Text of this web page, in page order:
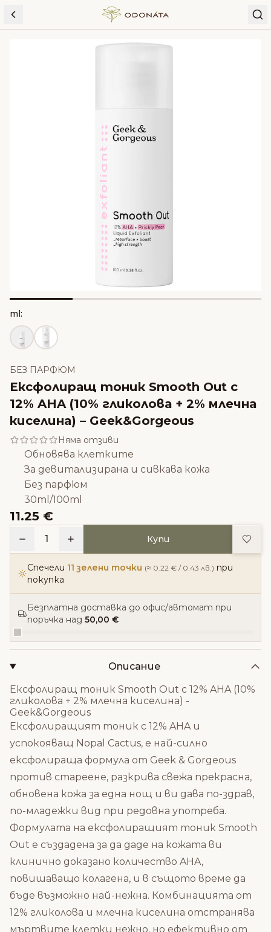
Skip to content
БЕЗ ПАРФЮМ
Ексфолиращ тоник Smooth Out с
12% AHA (10% гликолова + 2% млечна
киселина) – Geek&Gorgeous
Няма отзиви
Обновява клетките
За девитализирана и сивкава кожа
Без парфюм
30ml/100ml
11.25 €
ml:
1 Купи
Спечели 11 зелени точки (≈ 0.22 € / 0.43 лв.) при
покупка
Безплатна доставка до офис/автомат при
поръчка над 50,00 €
Описание
Ексфолиращ тоник Smooth Out с 12% AHA (10%
гликолова + 2% млечна киселина) -
Geek&Gorgeous
Ексфолиращият тоник с 12% AHA и
успокояващ Nopal Cactus, е най-силно
ексфолираща формула от Geek & Gorgeous
против стареене, разкрива свежа прекрасна,
обновена кожа за една нощ и ви дава по-здрав,
по-младежки вид при редовна употреба.
Формулата на ексфолиращият тоник Smooth
Out е създадена за да даде на кожата ви
клинично доказано количество AHA,
повишаващо колагена, и в същото време да
бъде възможно най-нежна. Комбинацията от
12% гликолова и млечна киселина отстранява
мъртвите клетки нежно, но ефективно от